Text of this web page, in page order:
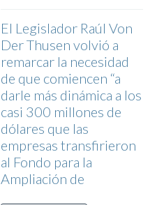
El Legislador Raúl Von
Der Thusen volvió a
remarcar la necesidad
de que comiencen “a
darle más dinámica a los
casi 300 millones de
dólares que las
empresas transfirieron
al Fondo para la
Ampliación de